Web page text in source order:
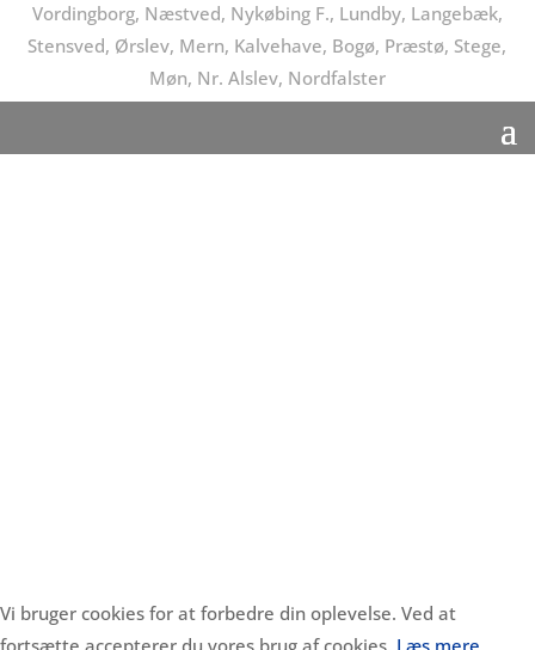
Vordingborg, Næstved, Nykøbing F., Lundby, Langebæk,
Stensved, Ørslev, Mern, Kalvehave, Bogø, Præstø, Stege,
Møn, Nr. Alslev, Nordfalster
Vi bruger cookies for at forbedre din oplevelse. Ved at